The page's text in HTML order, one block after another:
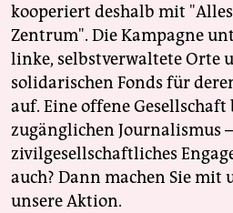
kooperiert deshalb mit
Zentrum". Die Kampagne
linke, selbstverwaltete Orte
solidarischen Fonds für
auf. Eine offene
zugänglichen Journalismus
zivilgesellschaftliches
auch? Dann machen Sie mit
unsere Aktion.